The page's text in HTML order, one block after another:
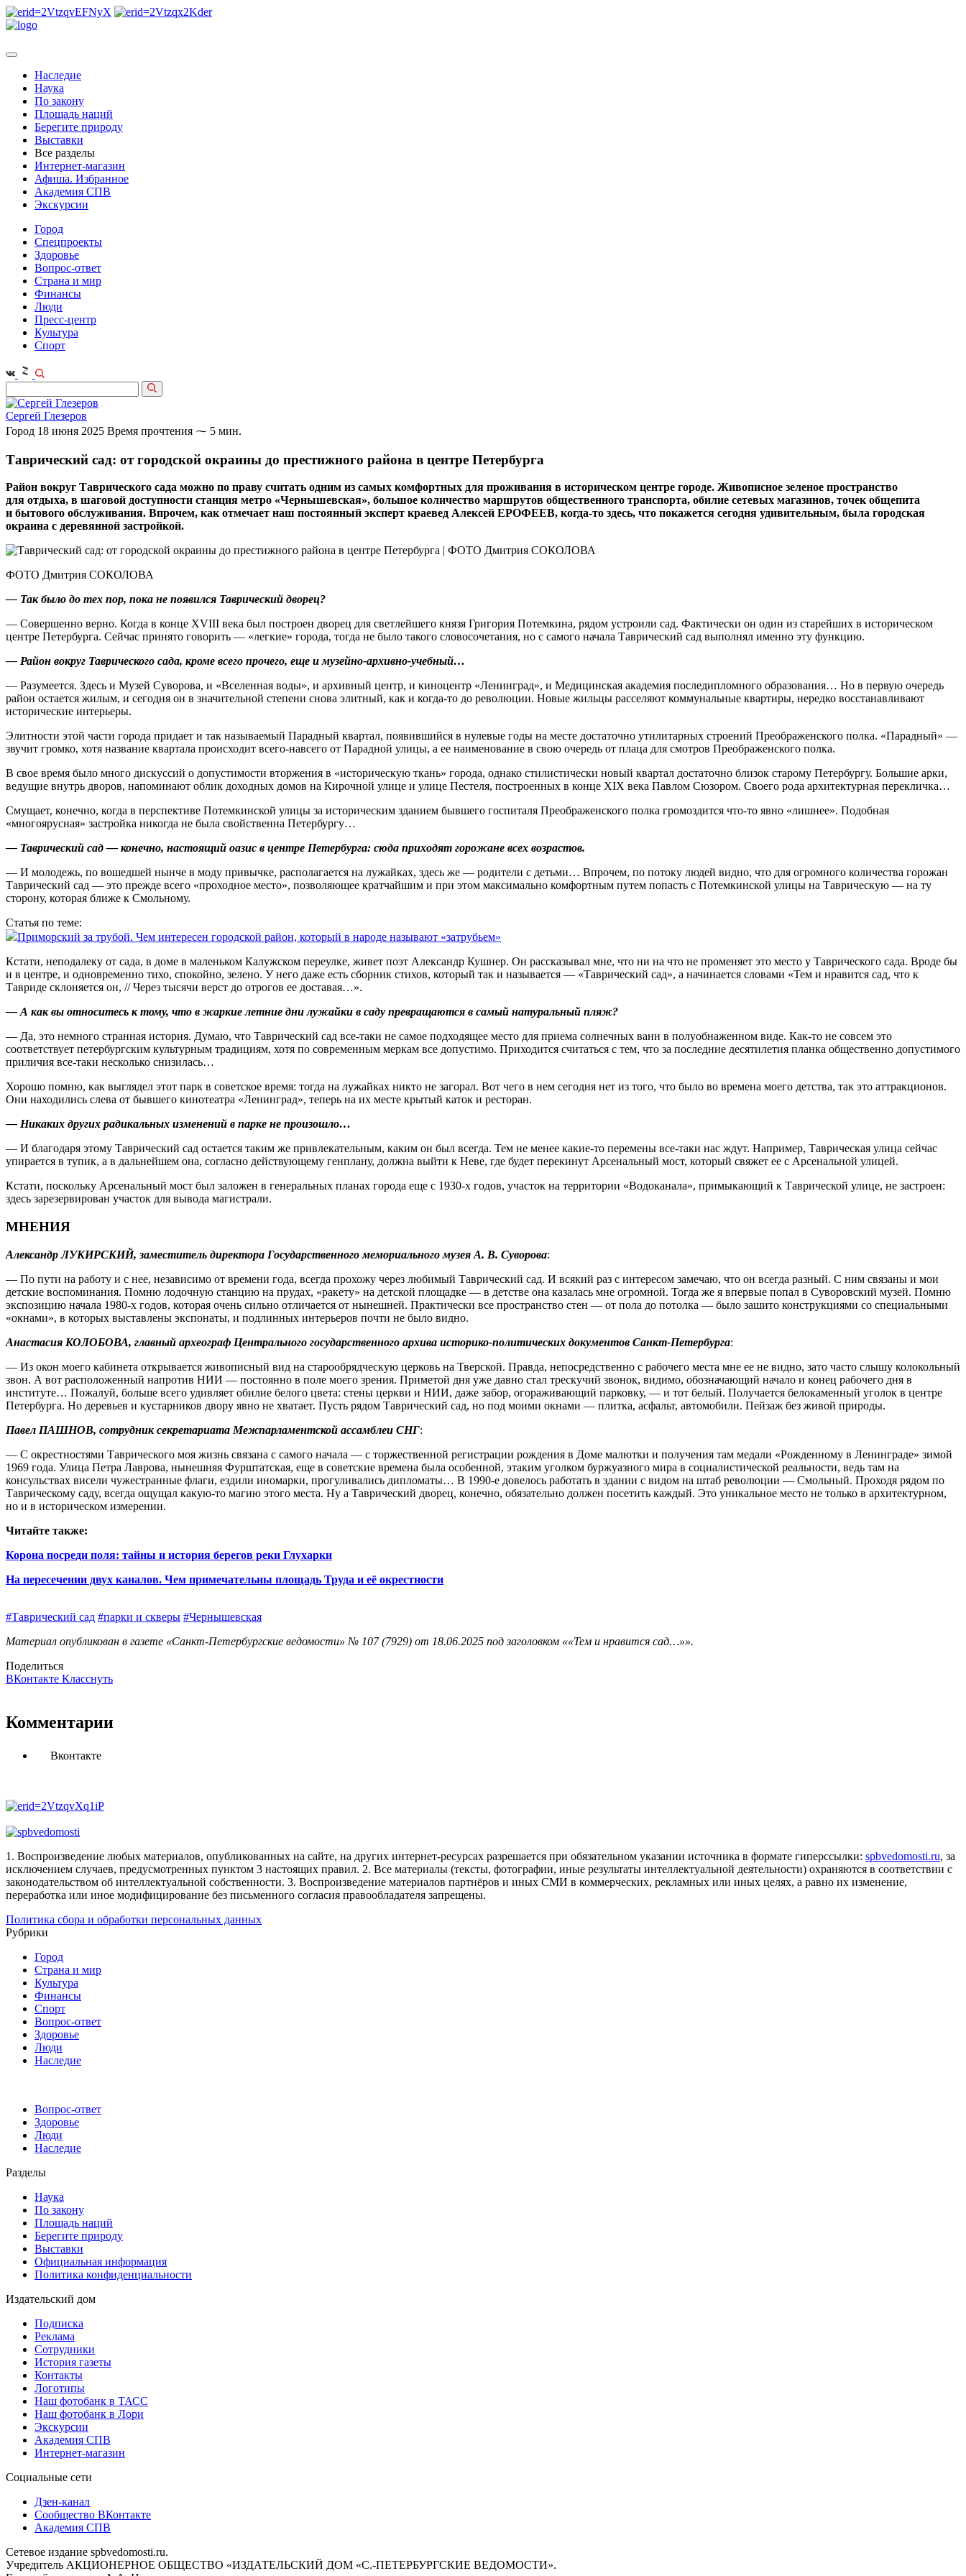
Наследие
Наука
По закону
Площадь наций
Берегите природу
Выставки
Все разделы
Интернет-магазин
Афиша. Избранное
Академия СПВ
Экскурсии
Город
Спецпроекты
Здоровье
Вопрос-ответ
Страна и мир
Финансы
Люди
Пресс-центр
Культура
Спорт
Сергей Глезеров
Город 18 июня 2025 Время прочтения ⁓ 5 мин.
Таврический сад: от городской окраины до престижного района в центре Петербурга
Район вокруг Таврического сада можно по праву считать одним из самых комфортных для проживания в историческом центре городе. Живописное зеленое пространство
для отдыха, в шаговой доступности станция метро «Чернышевская», большое количество маршрутов общественного транспорта, обилие сетевых магазинов, точек общепита
и бытового обслуживания. Впрочем, как отмечает наш постоянный эксперт краевед Алексей ЕРОФЕЕВ, когда‑то здесь, что покажется сегодня удивительным, была городская
окраина с деревянной застройкой.
ФОТО Дмитрия СОКОЛОВА
— Так было до тех пор, пока не появился Таврический дворец?
— Совершенно верно. Когда в конце XVIII века был построен дворец для светлейшего князя Григория Потемкина, рядом устроили сад. Фактически он один из старейших в историческом
центре Петербурга. Сейчас принято говорить — «легкие» города, тогда не было такого словосочетания, но с самого начала Таврический сад выполнял именно эту функцию.
— Район вокруг Таврического сада, кроме всего прочего, еще и музейно-архивно-учебный…
— Разумеется. Здесь и Музей Суворова, и «Вселенная воды», и архивный центр, и киноцентр «Ленинград», и Медицинская академия последипломного образования… Но в первую очередь
район остается жилым, и сегодня он в значительной степени снова элитный, как и когда‑то до революции. Новые жильцы расселяют коммунальные квартиры, нередко восстанавливают
исторические интерьеры.
Элитности этой части города придает и так называемый Парадный квартал, появившийся в нулевые годы на месте достаточно утилитарных строений Преображенского полка. «Парадный» —
звучит громко, хотя название квартала происходит всего-навсего от Парадной улицы, а ее наименование в свою очередь от плаца для смотров Преображенского полка.
В свое время было много дискуссий о допустимости вторжения в «историческую ткань» города, однако стилистически новый квартал достаточно близок старому Петербургу. Большие арки,
ведущие внутрь дворов, напоминают облик доходных домов на Кирочной улице и улице Пестеля, построенных в конце XIX века Павлом Сюзором. Своего рода архитектурная перекличка…
Смущает, конечно, когда в перспективе Потемкинской улицы за историческим зданием бывшего госпиталя Преображенского полка громоздится что‑то явно «лишнее». Подобная
«многоярусная» застройка никогда не была свойственна Петербургу…
— Таврический сад — конечно, настоящий оазис в центре Петербурга: сюда приходят горожане всех возрастов.
— И молодежь, по вошедшей нынче в моду привычке, располагается на лужайках, здесь же — родители с детьми… Впрочем, по потоку людей видно, что для огромного количества горожан
Таврический сад — это прежде всего «проходное место», позволяющее кратчайшим и при этом максимально комфортным путем попасть с Потемкинской улицы на Таврическую — на ту
сторону, которая ближе к Смольному.
Статья по теме:
Приморский за трубой. Чем интересен городской район, который в народе называют «затрубьем»
Кстати, неподалеку от сада, в доме в маленьком Калужском переулке, живет поэт Александр Кушнер. Он рассказывал мне, что ни на что не променяет это место у Таврического сада. Вроде бы
и в центре, и одновременно тихо, спокойно, зелено. У него даже есть сборник стихов, который так и называется — «Таврический сад», а начинается словами «Тем и нравится сад, что к
Тавриде склоняется он, // Через тысячи верст до отрогов ее доставая…».
— А как вы относитесь к тому, что в жаркие летние дни лужайки в саду превращаются в самый натуральный пляж?
— Да, это немного странная история. Думаю, что Таврический сад все‑таки не самое подходящее место для приема солнечных ванн в полуобнаженном виде. Как‑то не совсем это
соответствует петербургским культурным традициям, хотя по современным меркам все допустимо. Приходится считаться с тем, что за последние десятилетия планка общественно допустимого
приличия все‑таки несколько снизилась…
Хорошо помню, как выглядел этот парк в советское время: тогда на лужайках никто не загорал. Вот чего в нем сегодня нет из того, что было во времена моего детства, так это аттракционов.
Они находились слева от бывшего кинотеатра «Ленинград», теперь на их месте крытый каток и ресторан.
— Никаких других радикальных изменений в парке не произошло…
— И благодаря этому Таврический сад остается таким же привлекательным, каким он был всегда. Тем не менее какие‑то перемены все‑таки нас ждут. Например, Таврическая улица сейчас
упирается в тупик, а в дальнейшем она, согласно действующему генплану, должна выйти к Неве, где будет перекинут Арсенальный мост, который свяжет ее с Арсенальной улицей.
Кстати, поскольку Арсенальный мост был заложен в генеральных планах города еще с 1930‑х годов, участок на территории «Водоканала», примыкающий к Таврической улице, не застроен:
здесь зарезервирован участок для вывода магистрали.
МНЕНИЯ
Александр ЛУКИРСКИЙ, заместитель директора Государственного мемориального музея А. В. Суворова:
— По пути на работу и с нее, независимо от времени года, всегда прохожу через любимый Таврический сад. И всякий раз с интересом замечаю, что он всегда разный. С ним связаны и мои
детские воспоминания. Помню лодочную станцию на прудах, «ракету» на детской площадке — в детстве она казалась мне огромной. Тогда же я впервые попал в Суворовский музей. Помню
экспозицию начала 1980‑х годов, которая очень сильно отличается от нынешней. Практически все пространство стен — от пола до потолка — было зашито конструкциями со специальными
«окнами», в которых выставлены экспонаты, и подлинных интерьеров почти не было видно.
Анастасия КОЛОБОВА, главный археограф Центрального государственного архива историко-политических документов Санкт-Петербурга:
— Из окон моего кабинета открывается живописный вид на старообрядческую церковь на Тверской. Правда, непосредственно с рабочего места мне ее не видно, зато часто слышу колокольный
звон. А вот расположенный напротив НИИ — постоянно в поле моего зрения. Приметой дня уже давно стал трескучий звонок, видимо, обозначающий начало и конец рабочего дня в
институте… Пожалуй, больше всего удивляет обилие белого цвета: стены церкви и НИИ, даже забор, огораживающий парковку, — и тот белый. Получается белокаменный уголок в центре
Петербурга. Но деревьев и кустарников двору явно не хватает. Пусть рядом Таврический сад, но под моими окнами — плитка, асфальт, автомобили. Пейзаж без живой природы.
Павел ПАШНОВ, сотрудник секретариата Межпарламентской ассамблеи СНГ:
— С окрестностями Таврического моя жизнь связана с самого начала — с торжественной регистрации рождения в Доме малютки и получения там медали «Рожденному в Ленинграде» зимой
1969 года. Улица Петра Лаврова, нынешняя Фурштатская, еще в советские времена была особенной, этаким уголком буржуазного мира в социалистической реальности, ведь там на
консульствах висели чужестранные флаги, ездили иномарки, прогуливались дипломаты… В 1990‑е довелось работать в здании с видом на штаб революции — Смольный. Проходя рядом по
Таврическому саду, всегда ощущал какую‑то магию этого места. Ну а Таврический дворец, конечно, обязательно должен посетить каждый. Это уникальное место не только в архитектурном,
но и в историческом измерении.
Читайте также:
Корона посреди поля: тайны и история берегов реки Глухарки
На пересечении двух каналов. Чем примечательны площадь Труда и её окрестности
#Таврический сад #парки и скверы #Чернышевская
Материал опубликован в газете «Санкт-Петербургские ведомости» № 107 (7929) от 18.06.2025 под заголовком ««Тем и нравится сад…»».
Поделиться
ВКонтакте Класснуть
Комментарии
Вконтакте
1. Воспроизведение любых материалов, опубликованных на сайте, на других интернет-ресурсах разрешается при обязательном указании источника в формате гиперссылки: spbvedomosti.ru, за
исключением случаев, предусмотренных пунктом 3 настоящих правил. 2. Все материалы (тексты, фотографии, иные результаты интеллектуальной деятельности) охраняются в соответствии с
законодательством об интеллектуальной собственности. 3. Воспроизведение материалов партнёров и иных СМИ в коммерческих, рекламных или иных целях, а равно их изменение,
переработка или иное модифицирование без письменного согласия правообладателя запрещены.
Политика сбора и обработки персональных данных
Рубрики
Город
Страна и мир
Культура
Финансы
Спорт
Вопрос-ответ
Здоровье
Люди
Наследие
Вопрос-ответ
Здоровье
Люди
Наследие
Разделы
Наука
По закону
Площадь наций
Берегите природу
Выставки
Официальная информация
Политика конфиденциальности
Издательский дом
Подписка
Реклама
Сотрудники
История газеты
Контакты
Логотипы
Наш фотобанк в ТАСС
Наш фотобанк в Лори
Экскурсии
Академия СПВ
Интернет-магазин
Социальные сети
Дзен-канал
Сообщество ВКонтакте
Академия СПВ
Сетевое издание spbvedomosti.ru.
Учредитель АКЦИОНЕРНОЕ ОБЩЕСТВО «ИЗДАТЕЛЬСКИЙ ДОМ «С.-ПЕТЕРБУРГСКИЕ ВЕДОМОСТИ».